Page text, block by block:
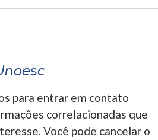
para entrar em contato
correlacionadas que
Você pode cancelar o